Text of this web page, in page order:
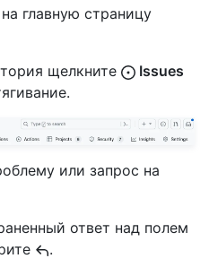
главную страницу
щелкните
Issues
или запрос на
ответ над полем
.